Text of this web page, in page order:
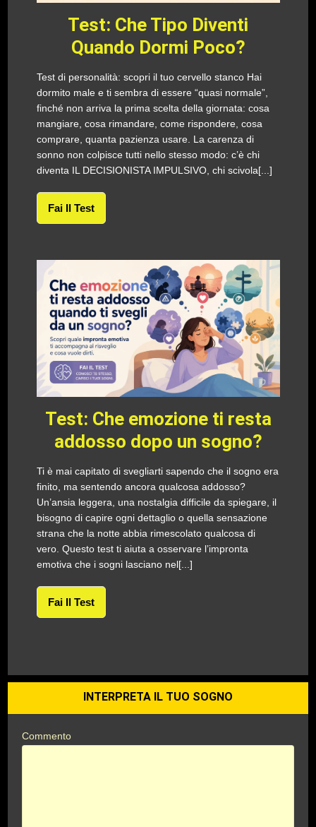
Test: Che Tipo Diventi
Quando Dormi Poco?
Test di personalità: scopri il tuo cervello stanco Hai
dormito male e ti sembra di essere “quasi normale”,
finché non arriva la prima scelta della giornata: cosa
mangiare, cosa rimandare, come rispondere, cosa
comprare, quanta pazienza usare. La carenza di
sonno non colpisce tutti nello stesso modo: c’è chi
diventa IL DECISIONISTA IMPULSIVO, chi scivola[...]
Fai Il Test
Test: Che emozione ti resta
addosso dopo un sogno?
Ti è mai capitato di svegliarti sapendo che il sogno era
finito, ma sentendo ancora qualcosa addosso?
Un’ansia leggera, una nostalgia difficile da spiegare, il
bisogno di capire ogni dettaglio o quella sensazione
strana che la notte abbia rimescolato qualcosa di
vero. Questo test ti aiuta a osservare l’impronta
emotiva che i sogni lasciano nel[...]
Fai Il Test
INTERPRETA IL TUO SOGNO
Commento